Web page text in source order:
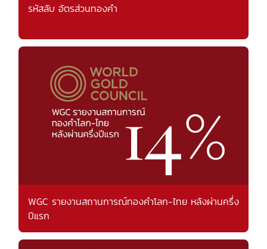
รหัสลับ อัตรส่วนทองคำ
WGC รายงานสถานการณ์ทองคำโลก-ไทย หลังผ่านครึ่ง
ปีแรก